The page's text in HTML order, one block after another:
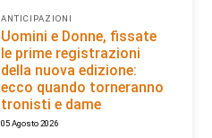
ANTICIPAZIONI
Uomini e Donne, fissate
le prime registrazioni
della nuova edizione:
ecco quando torneranno
tronisti e dame
05 Agosto 2026